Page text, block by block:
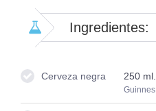
Ingredientes:
Cerveza negra 250ml.
Guinnes